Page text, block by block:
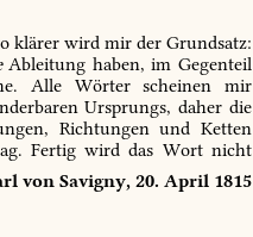
klärer wird mir der Grundsatz:
Ableitung haben, im Gegenteil
Alle Wörter scheinen mir
Ursprungs, daher die
Richtungen und Ketten
Fertig wird das Wort nicht
von Savigny, 20. April 1815